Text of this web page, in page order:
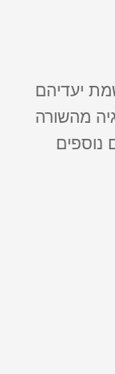
יעדיהם
מהשורה
נוספים